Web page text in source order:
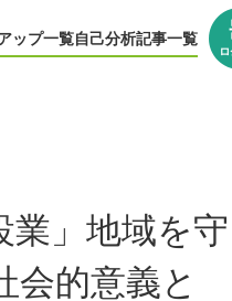
ップ一覧自己分析記事一覧
業」地域を守
会的意義と